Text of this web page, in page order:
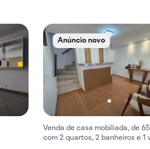
Anúncio novo
Venda de casa mobiliada, de 65
com 2 quartos, 2 banheiros e 1